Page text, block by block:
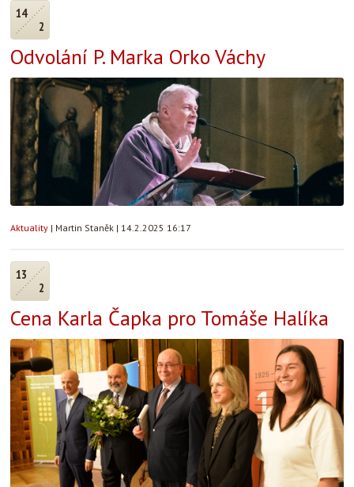
14
2
Odvolání P. Marka Orko Váchy
Aktuality | Martin Staněk | 14.2.2025 16:17
13
2
Cena Karla Čapka pro Tomáše Halíka